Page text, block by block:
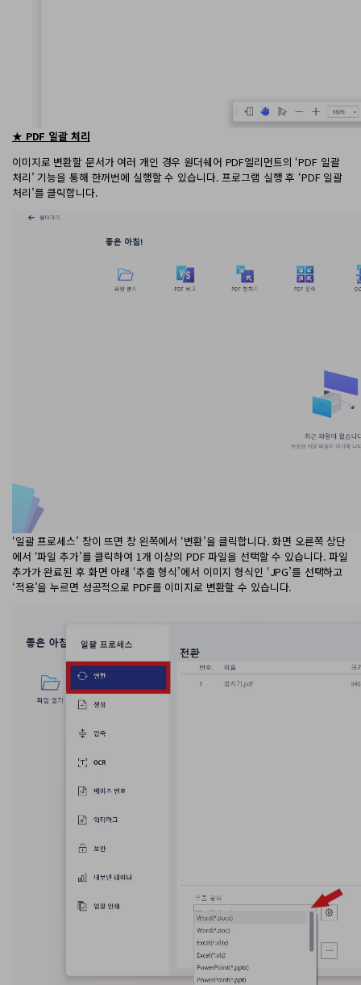
★ PDF 일괄 처리
이미지로 변환할 문서가 여러 개인 경우 원더쉐어 PDF엘리먼트의 ‘PDF 일괄
처리’ 기능을 통해 한꺼번에 실행할 수 있습니다. 프로그램 실행 후 ‘PDF 일괄
처리’를 클릭합니다.
‘일괄 프로세스’ 창이 뜨면 창 왼쪽에서 ‘변환’을 클릭합니다. 화면 오른쪽 상단
에서 ‘파일 추가’를 클릭하여 1개 이상의 PDF 파일을 선택할 수 있습니다. 파일
추가가 완료된 후 화면 아래 ‘추출 형식’에서 이미지 형식인 ‘JPG’를 선택하고
‘적용’을 누르면 성공적으로 PDF를 이미지로 변환할 수 있습니다.